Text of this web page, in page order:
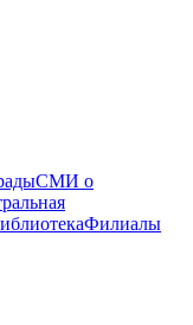
СМИ о
Филиалы